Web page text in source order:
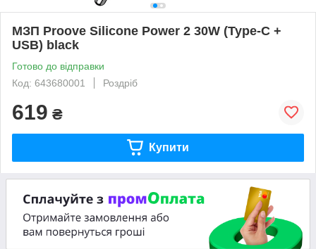
МЗП Proove Silicone Power 2 30W (Type-C +
USB) black
Готово до відправки
Код: 643680001
Роздріб
619 ₴
Купити